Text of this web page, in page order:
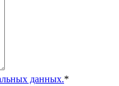
данных.*